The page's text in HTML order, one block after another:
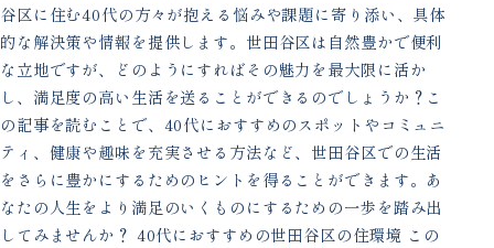
谷区に住む40代の方々が抱える悩みや課題に寄り添い、具体
的な解決策や情報を提供します。世田谷区は自然豊かで便利
な立地ですが、どのようにすればその魅力を最大限に活か
し、満足度の高い生活を送ることができるのでしょうか？こ
の記事を読むことで、40代におすすめのスポットやコミュニ
ティ、健康や趣味を充実させる方法など、世田谷区での生活
をさらに豊かにするためのヒントを得ることができます。あ
なたの人生をより満足のいくものにするための一歩を踏み出
してみませんか？ 40代におすすめの世田谷区の住環境 この